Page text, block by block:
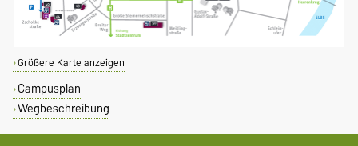
Größere Karte anzeigen
Campusplan
Wegbeschreibung